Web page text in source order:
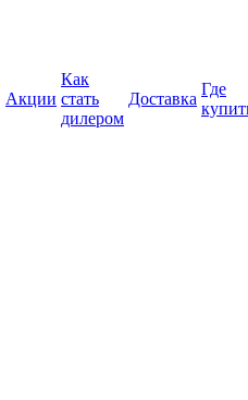
Акции
Как
стать
дилером
Доставка
Где